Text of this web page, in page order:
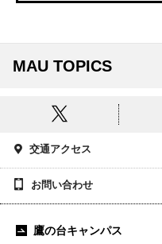
MAU TOPICS
交通アクセス
お問い合わせ
鷹の台キャンパス